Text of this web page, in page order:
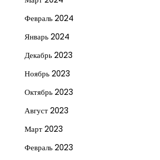
Февраль 2024
Январь 2024
Декабрь 2023
Ноябрь 2023
Октябрь 2023
Август 2023
Март 2023
Февраль 2023